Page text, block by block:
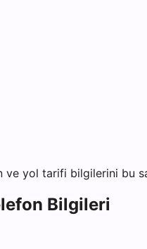
ve yol tarifi bilgilerini bu
Bilgileri